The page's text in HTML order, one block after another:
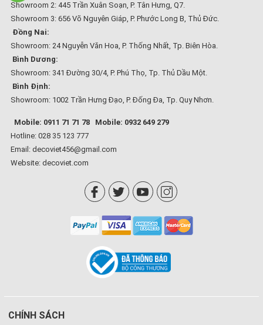
Showroom 2: 445 Trần Xuân Soạn, P. Tân Hưng, Q7.
Showroom 3: 656 Võ Nguyên Giáp, P. Phước Long B, Thủ Đức.
Đồng Nai:
Showroom: 24 Nguyễn Văn Hoa, P. Thống Nhất, Tp. Biên Hòa.
Bình Dương:
Showroom: 341 Đường 30/4, P. Phú Thọ, Tp. Thủ Dầu Một.
Bình Định:
Showroom: 1002 Trần Hưng Đạo, P. Đống Đa, Tp. Quy Nhơn.
Mobile: 0911 71 71 78
Mobile: 0932 649 279
Hotline: 028 35 123 777
Email: decoviet456@gmail.com
Website: decoviet.com
CHÍNH SÁCH